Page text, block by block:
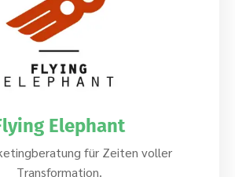
Elephant
für Zeiten voller
Transformation.